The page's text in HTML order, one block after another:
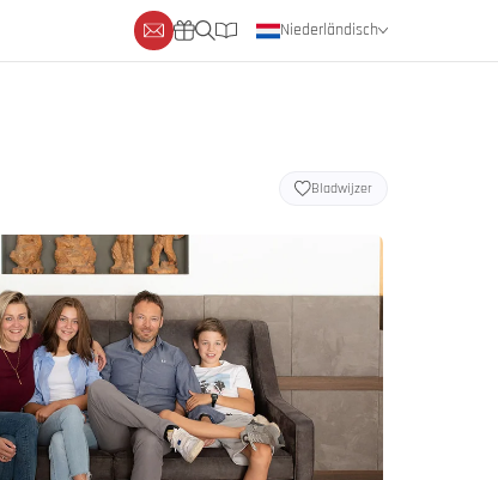
Niederländisch
Deutsch
Bladwijzer